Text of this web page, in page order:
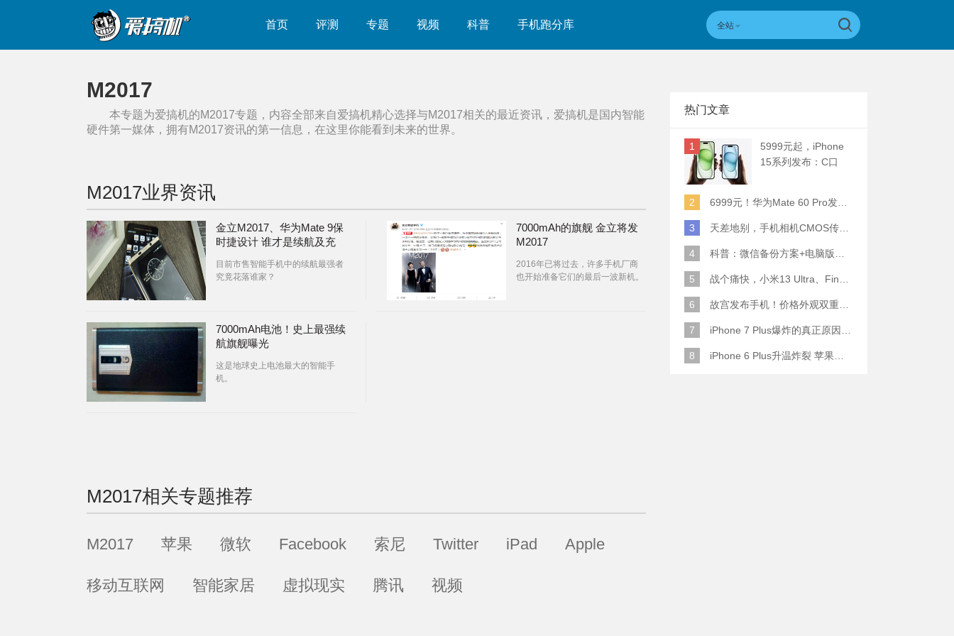
首页 评测 专题 视频 科普 手机跑分库 全站
M2017
本专题为爱搞机的M2017专题，内容全部来自爱搞机精心选择与M2017相关的最近资讯，爱搞机是国内智能
硬件第一媒体，拥有M2017资讯的第一信息，在这里你能看到未来的世界。
M2017业界资讯
金立M2017、华为Mate 9保
时捷设计 谁才是续航及充
目前市售智能手机中的续航最强者
究竟花落谁家？
7000mAh的旗舰 金立将发
M2017
2016年已将过去，许多手机厂商
也开始准备它们的最后一波新机。
7000mAh电池！史上最强续
航旗舰曝光
这是地球史上电池最大的智能手
机。
M2017相关专题推荐
M2017 苹果 微软 Facebook 索尼 Twitter iPad Apple
移动互联网 智能家居 虚拟现实 腾讯 视频
热门文章
1
5999元起，iPhone
15系列发布：C口
2
6999元！华为Mate 60 Pro发布：麒麟9000S+卫星通话 (附初步跑分)
3 天差地别，手机相机CMOS传感器实际面积对比
4 科普：微信备份方案+电脑版丢失数据恢复指南
5 战个痛快，小米13 Ultra、Find X6 Pro、vivo X90 Pro+、小米12SU拍照横评
6 故宫发布手机！价格外观双重逆天！
7 iPhone 7 Plus爆炸的真正原因原来是这样
8 iPhone 6 Plus升温炸裂 苹果赔了一部全新的